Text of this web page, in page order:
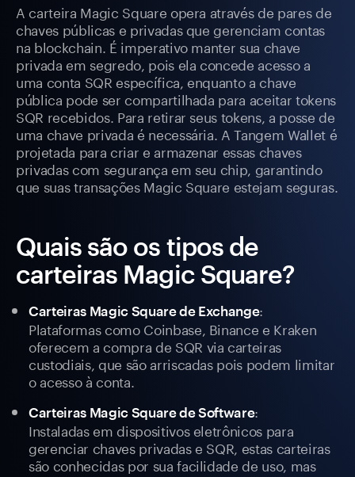
A carteira Magic Square opera através de pares de
chaves públicas e privadas que gerenciam contas
na blockchain. É imperativo manter sua chave
privada em segredo, pois ela concede acesso a
uma conta SQR específica, enquanto a chave
pública pode ser compartilhada para aceitar tokens
SQR recebidos. Para retirar seus tokens, a posse de
uma chave privada é necessária. A Tangem Wallet é
projetada para criar e armazenar essas chaves
privadas com segurança em seu chip, garantindo
que suas transações Magic Square estejam seguras.
Quais são os tipos de
carteiras Magic Square?
Carteiras Magic Square de Exchange:
Plataformas como Coinbase, Binance e Kraken
oferecem a compra de SQR via carteiras
custodiais, que são arriscadas pois podem limitar
o acesso à conta.
Carteiras Magic Square de Software:
Instaladas em dispositivos eletrônicos para
gerenciar chaves privadas e SQR, estas carteiras
são conhecidas por sua facilidade de uso, mas